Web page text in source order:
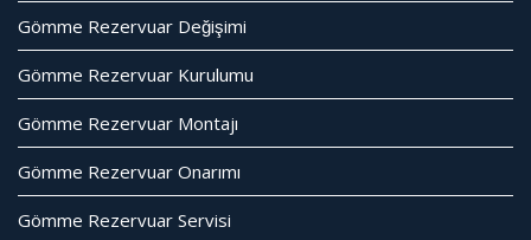
Gömme Rezervuar Değişimi
Gömme Rezervuar Kurulumu
Gömme Rezervuar Montajı
Gömme Rezervuar Onarımı
Gömme Rezervuar Servisi